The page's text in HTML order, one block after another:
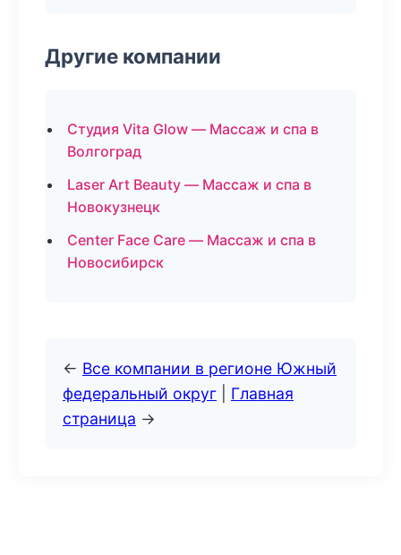
Другие компании
Студия Vita Glow — Массаж и спа в
Волгоград
Laser Art Beauty — Массаж и спа в
Новокузнецк
Center Face Care — Массаж и спа в
Новосибирск
← Все компании в регионе Южный
федеральный округ
Главная
страница →